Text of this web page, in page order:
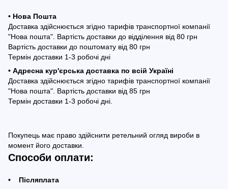
• Нова Пошта
Доставка здійснюється згідно тарифів транспортної компанії
"Нова пошта". Вартість доставки до відділення від 80 грн
Вартість доставки до поштомату від 80 грн
Термін доставки 1-3 робочі дні
• Адресна кур'єрська доставка по всій Україні
Доставка здійснюється згідно тарифів транспортної компанії
"Нова пошта". Вартість доставки від 85 грн
Термін доставки 1-3 робочі дні.
Покупець має право здійснити ретельний огляд вироби в
момент його доставки.
Способи оплати:
• Післяплата